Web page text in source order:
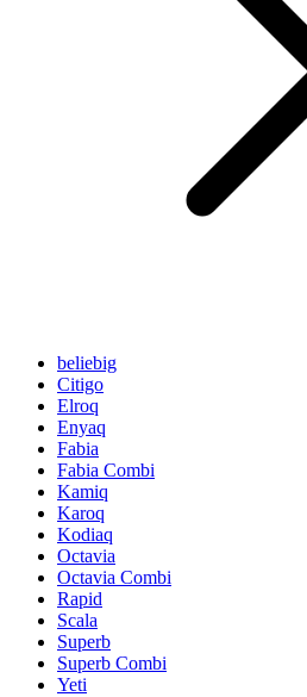
beliebig
Citigo
Elroq
Enyaq
Fabia
Fabia Combi
Kamiq
Karoq
Kodiaq
Octavia
Octavia Combi
Rapid
Scala
Superb
Superb Combi
Yeti